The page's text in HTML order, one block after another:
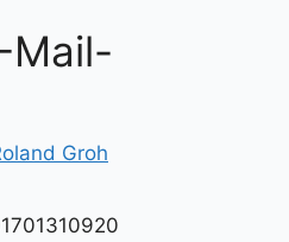
Mail-
Groh